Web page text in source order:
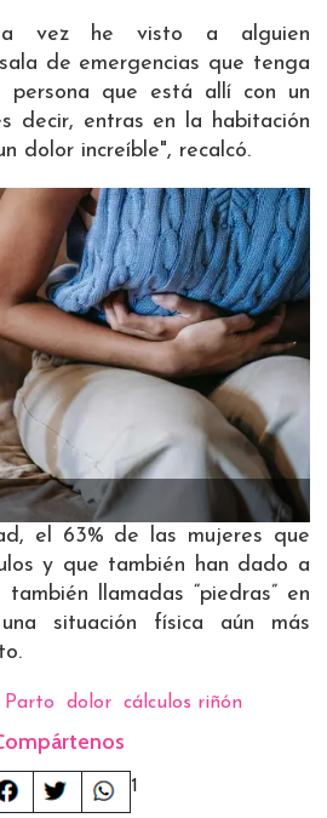
vez he visto a alguien
de emergencias que tenga
persona que está allí con un
decir, entras en la habitación
dolor increíble", recalcó.
el 63% de las mujeres que
y que también han dado a
llamadas “piedras” en
situación física aún más
Parto dolor cálculos riñón
1